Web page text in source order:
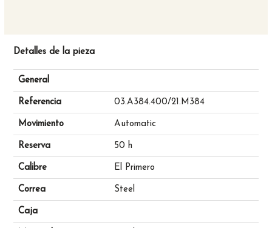
Detalles de la pieza
General
Referencia 03.A384.400/21.M384
Movimiento Automatic
Reserva 50 h
Calibre El Primero
Correa Steel
Caja